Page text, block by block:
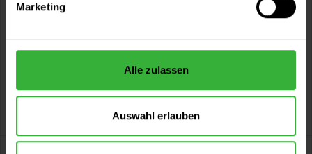
Marketing
Alle zulassen
Auswahl erlauben
Kostenloser Versand ab 60 EUR
Persönliche Beratung unter040 60 77 65 23